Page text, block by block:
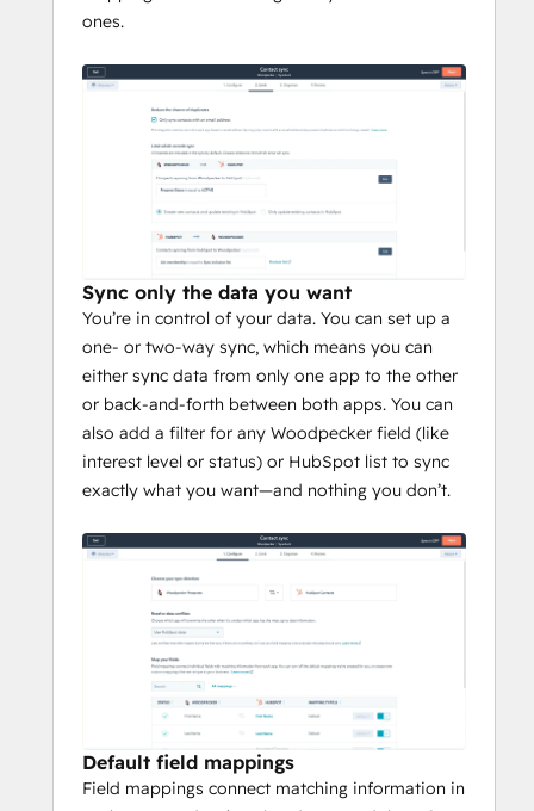
ones.
Sync only the data you want
You’re in control of your data. You can set up a
one- or two-way sync, which means you can
either sync data from only one app to the other
or back-and-forth between both apps. You can
also add a filter for any Woodpecker field (like
interest level or status) or HubSpot list to sync
exactly what you want—and nothing you don’t.
Default field mappings
Field mappings connect matching information in